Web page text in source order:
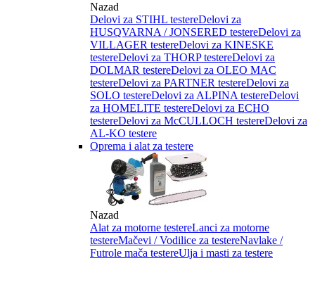
Nazad
Delovi za STIHL testereDelovi za
HUSQVARNA / JONSERED testereDelovi za
VILLAGER testereDelovi za KINESKE
testereDelovi za THORP testereDelovi za
DOLMAR testereDelovi za OLEO MAC
testereDelovi za PARTNER testereDelovi za
SOLO testereDelovi za ALPINA testereDelovi
za HOMELITE testereDelovi za ECHO
testereDelovi za McCULLOCH testereDelovi za
AL-KO testere
Oprema i alat za testere
Nazad
Alat za motorne testereLanci za motorne
testereMačevi / Vodilice za testereNavlake /
Futrole mača testereUlja i masti za testere